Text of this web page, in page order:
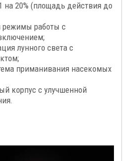
на 20% (площадь действия до
режимы работы с
лунного света с
приманивания насекомых
корпус с улучшенной